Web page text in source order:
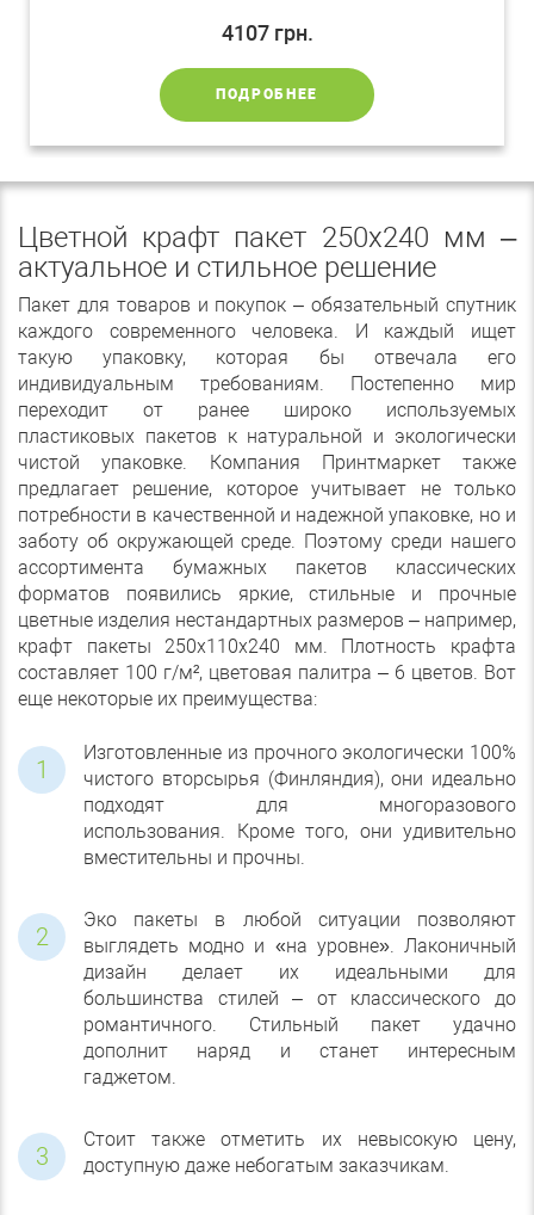
4107 грн.
ПОДРОБНЕЕ
Цветной крафт пакет 250х240 мм –
актуальное и стильное решение
Пакет для товаров и покупок – обязательный спутник
каждого современного человека. И каждый ищет
такую упаковку, которая бы отвечала его
индивидуальным требованиям. Постепенно мир
переходит от ранее широко используемых
пластиковых пакетов к натуральной и экологически
чистой упаковке. Компания Принтмаркет также
предлагает решение, которое учитывает не только
потребности в качественной и надежной упаковке, но и
заботу об окружающей среде. Поэтому среди нашего
ассортимента бумажных пакетов классических
форматов появились яркие, стильные и прочные
цветные изделия нестандартных размеров – например,
крафт пакеты 250х110х240 мм. Плотность крафта
составляет 100 г/м², цветовая палитра – 6 цветов. Вот
еще некоторые их преимущества:
Изготовленные из прочного экологически 100%
чистого вторсырья (Финляндия), они идеально
подходят для многоразового
использования. Кроме того, они удивительно
вместительны и прочны.
Эко пакеты в любой ситуации позволяют
выглядеть модно и «на уровне». Лаконичный
дизайн делает их идеальными для
большинства стилей – от классического до
романтичного. Стильный пакет удачно
дополнит наряд и станет интересным
гаджетом.
Стоит также отметить их невысокую цену,
доступную даже небогатым заказчикам.